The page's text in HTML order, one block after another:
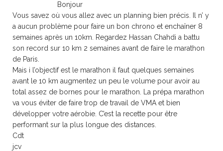
Bonjour
Vous savez où vous allez avec un planning bien précis. Il n’ y
a aucun problème pour faire un bon chrono et enchaîner 8
semaines après un 10km. Regardez Hassan Chahdi a battu
son record sur 10 km 2 semaines avant de faire le marathon
de Paris.
Mais i l’objectif est le marathon il faut quelques semaines
avant le 10 km augmentez un peu le volume pour avoir au
total assez de bornes pour le marathon. La prépa marathon
va vous éviter de faire trop de travail de VMA et bien
développer votre aérobie. C’est la recette pour être
performant sur la plus longue des distances.
Cdt
jcv